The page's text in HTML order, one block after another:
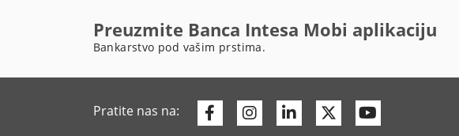
Preuzmite Banca Intesa Mobi aplikaciju
Bankarstvo pod vašim prstima.
Pratite nas na: FacebookInstagram
LinkedinTwitter